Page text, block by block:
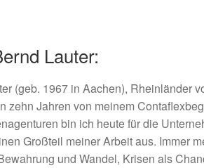
Lauter:
(geb. 1967 in Aachen), Rheinländer
zehn Jahren von meinem
bin ich heute für die
Großteil meiner Arbeit aus. Immer
und Wandel, Krisen als